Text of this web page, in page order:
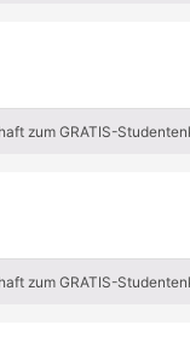
zum GRATIS-
zum GRATIS-